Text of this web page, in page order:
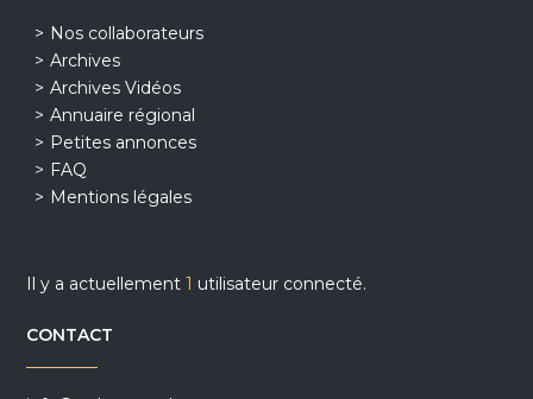
Nos collaborateurs
Archives
Archives Vidéos
Annuaire régional
Petites annonces
FAQ
Mentions légales
Il y a actuellement1 utilisateur connecté.
CONTACT